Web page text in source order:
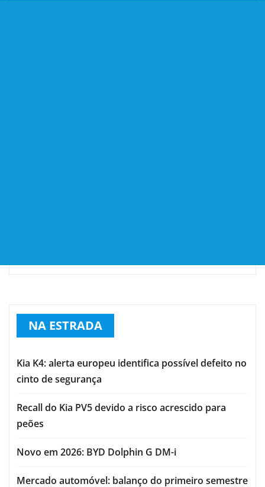
NA ESTRADA
Kia K4: alerta europeu identifica possível defeito no
cinto de segurança
Recall do Kia PV5 devido a risco acrescido para
peões
Novo em 2026: BYD Dolphin G DM-i
Mercado automóvel: balanço do primeiro semestre